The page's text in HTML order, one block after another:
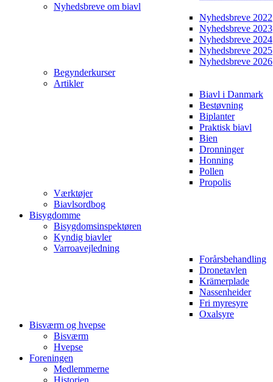
Nyhedsbreve om biavl
Nyhedsbreve 2022
Nyhedsbreve 2023
Nyhedsbreve 2024
Nyhedsbreve 2025
Nyhedsbreve 2026
Begynderkurser
Artikler
Biavl i Danmark
Bestøvning
Biplanter
Praktisk biavl
Bien
Dronninger
Honning
Pollen
Propolis
Værktøjer
Biavlsordbog
Bisygdomme
Bisygdomsinspektøren
Kyndig biavler
Varroavejledning
Forårsbehandling
Dronetavlen
Krämerplade
Nassenheider
Fri myresyre
Oxalsyre
Bisværm og hvepse
Bisværm
Hvepse
Foreningen
Medlemmerne
Historien